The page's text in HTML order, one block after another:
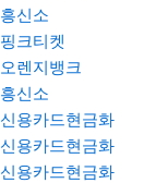
흥신소
핑크티켓
오렌지뱅크
흥신소
신용카드현금화
신용카드현금화
신용카드현금화